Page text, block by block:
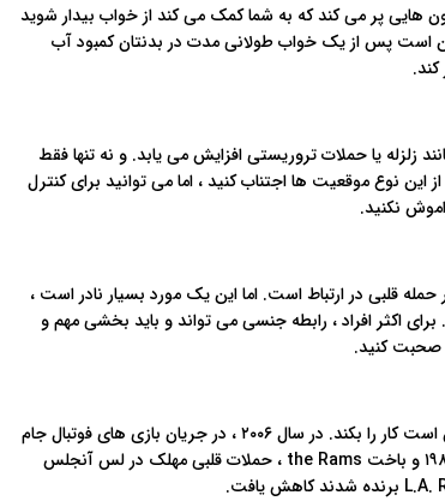
هایی پر می کند که به شما کمک می کند از خواب بیدار شوید
است پس از یک خواب طولانی مدت در بدنتان کمبود آب
زلزله یا حملات تروریستی افزایش می یابد. و نه تنها فقط
این نوع موقعیت ها اجتناب کنید ، اما می توانید برای کنترل
نکنید.
قلبی در ارتباط است. اما این یک مورد بسیار نادر است ،
اکثر افراد ، رابطه جنسی می تواند و باید بخشی مهم و
صحبت کنید.
ورزش ممکن است باعث حمله قلبی شود و تماشای آن هم نیز ممکن است کار را بکند. در سال ۲۰۰۶ ، در جریان بازی های فوتبال جام
جهانی سکته های قلبی در آلمان افزایش یافت. و پس از سوپر بول ۱۹۸۰ و باخت the Rams ، حملات قلبی مهلک در لس آنجلس